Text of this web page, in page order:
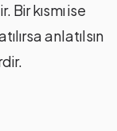
Bir kısmı ise
anlatılsın